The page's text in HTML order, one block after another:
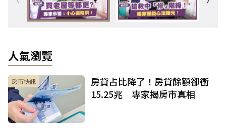
人氣瀏覽
房市快訊
房貸占比降了！房貸餘額卻衝
15.25兆 專家揭房市真相